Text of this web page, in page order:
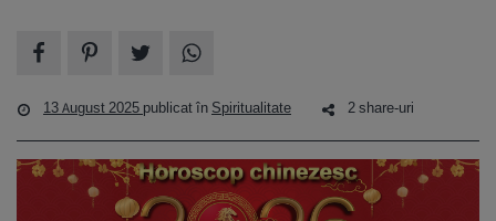
13 August 2025 publicat în Spiritualitate 2 share-uri